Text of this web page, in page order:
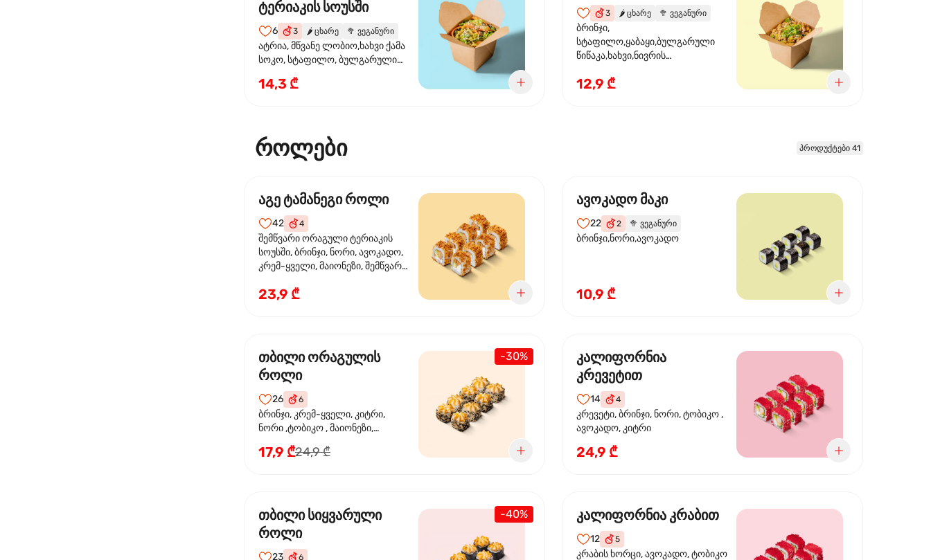
ტერიაკის სოუსში
6 3 🌶️ ცხარე 🥦 ვეგანური
ატრია, მწვანე ლობიო,ხახვი ქამა
სოკო, სტაფილო, ბულგარული
ტერიაკის სოუსი, ყაბაყი
14,3 ₾
3 🌶️ ცხარე 🥦 ვეგანური
ბრინჯი,
სტაფილო,ყაბაყი,ბულგარული
წიწაკა,ხახვი,ნივრის
სოუსი., მწვანე ხახვი,სეზამის
12,9 ₾
როლები პროდუქტები 41
აგე ტამანეგი როლი
42 4
შემწვარი ორაგული ტერიაკის
სოუსში, ბრინჯი, ნორი, ავოკადო,
კრემ-ყველი, მაიონეზი, შემწვარი
23,9 ₾
ავოკადო მაკი
22 2 🥦 ვეგანური
ბრინჯი,ნორი,ავოკადო
10,9 ₾
-30%
თბილი ორაგულის
როლი
26 6
ბრინჯი, კრემ-ყველი, კიტრი,
ნორი ,ტობიკო , მაიონეზი,
ფოთოლი
17,9 ₾24,9 ₾
კალიფორნია
კრევეტით
14 4
კრევეტი, ბრინჯი, ნორი, ტობიკო ,
ავოკადო, კიტრი
24,9 ₾
-40%
თბილი სიყვარული
როლი
23 6
კალიფორნია კრაბით
12 5
კრაბის ხორცი, ავოკადო, ტობიკო